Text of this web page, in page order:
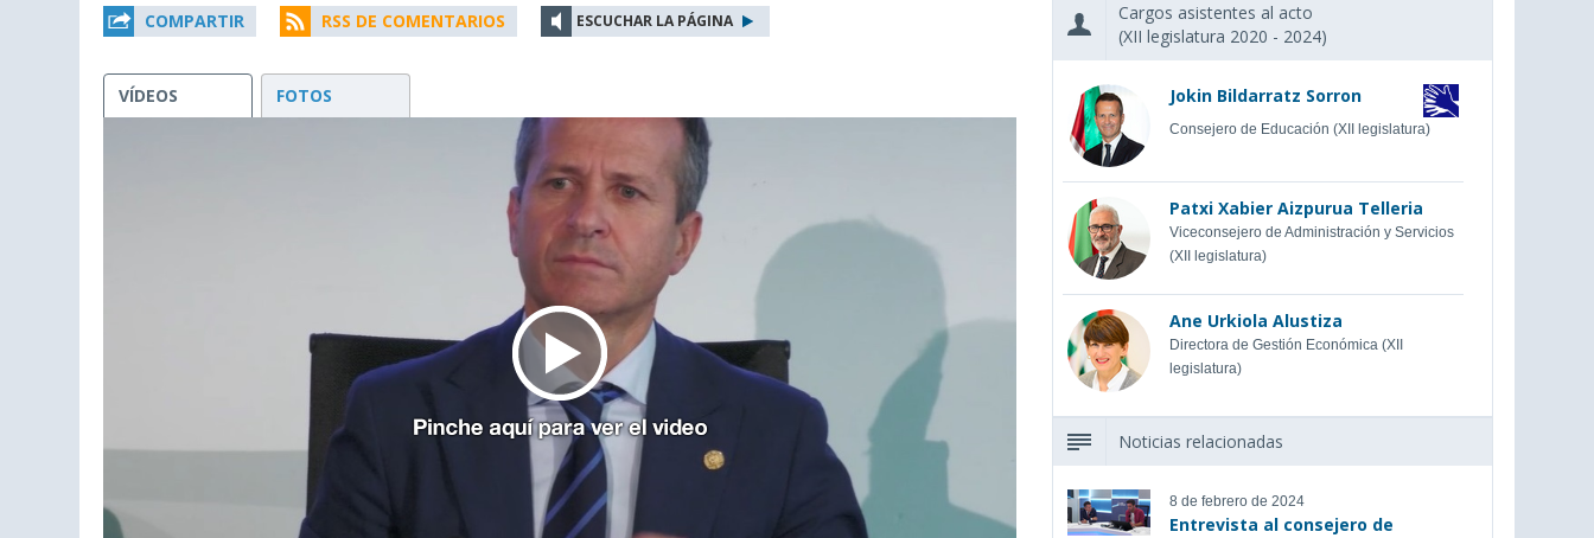
COMPARTIR RSS DE COMENTARIOS ESCUCHAR LA PÁGINA
VÍDEOS FOTOS
Cargos asistentes al acto
(XII legislatura 2020 - 2024)
Jokin Bildarratz Sorron
Consejero de Educación (XII legislatura)
Patxi Xabier Aizpurua Telleria
Viceconsejero de Administración y Servicios
(XII legislatura)
Ane Urkiola Alustiza
Directora de Gestión Económica (XII
legislatura)
Noticias relacionadas
8 de febrero de 2024
Entrevista al consejero de